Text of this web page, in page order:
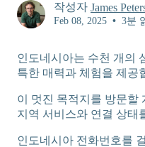
작성자 James
Feb 08, 2025 • 3분
인도네시아는 수천 개의
특한 매력과 체험을 제공
이 멋진 목적지를 방문할
지역 서비스와 연결 상태
인도네시아 전화번호를